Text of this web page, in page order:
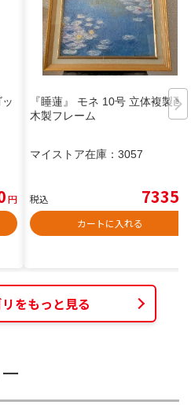
円
『睡蓮』 モネ 10号 立体複製画
木製フレーム
マイストア在庫： 3057
税込 7335
カートに入れる
をもっと見る